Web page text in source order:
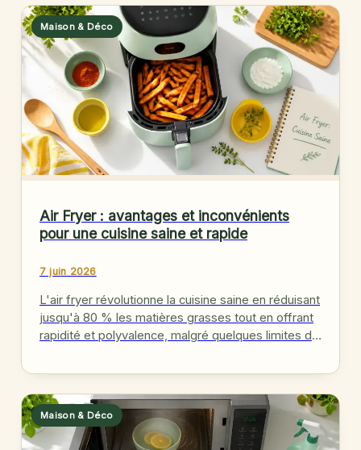
Maison & Déco
Air Fryer : avantages et inconvénients
pour une cuisine saine et rapide
7 juin 2026
L'air fryer révolutionne la cuisine saine en réduisant
jusqu'à 80 % les matières grasses tout en offrant
rapidité et polyvalence, malgré quelques limites de
Maison & Déco